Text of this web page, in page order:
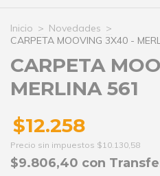
Inicio > Novedades >
CARPETA MOOVING 3X40 -
CARPETA
MERLINA 561
$12.258
Precio sin impuestos $10.130,58
$9.806,40 con